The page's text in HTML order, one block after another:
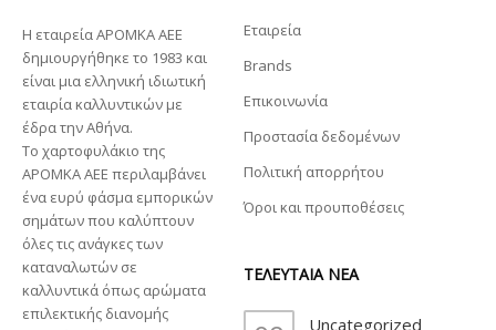
Η εταιρεία ΑΡΟΜΚΑ ΑΕΕ
δημιουργήθηκε το 1983 και
είναι μια ελληνική ιδιωτική
εταιρία καλλυντικών με
έδρα την Αθήνα.
Το χαρτοφυλάκιο της
ΑΡΟΜΚΑ ΑΕΕ περιλαμβάνει
ένα ευρύ φάσμα εμπορικών
σημάτων που καλύπτουν
όλες τις ανάγκες των
καταναλωτών σε
καλλυντικά όπως αρώματα
επιλεκτικής διανομής
Εταιρεία
Brands
Επικοινωνία
Προστασία δεδομένων
Πολιτική απορρήτου
Όροι και προυποθέσεις
ΤΕΛΕΥΤΑΙΑ ΝΕΑ
Uncategorized